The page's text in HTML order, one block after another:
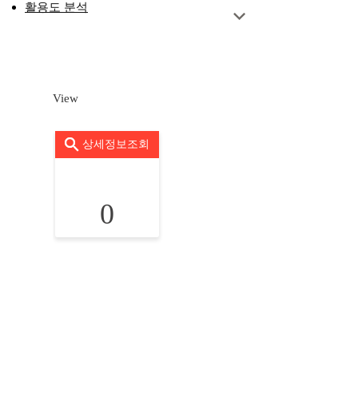
활용도 분석
View
상세정보조회
0